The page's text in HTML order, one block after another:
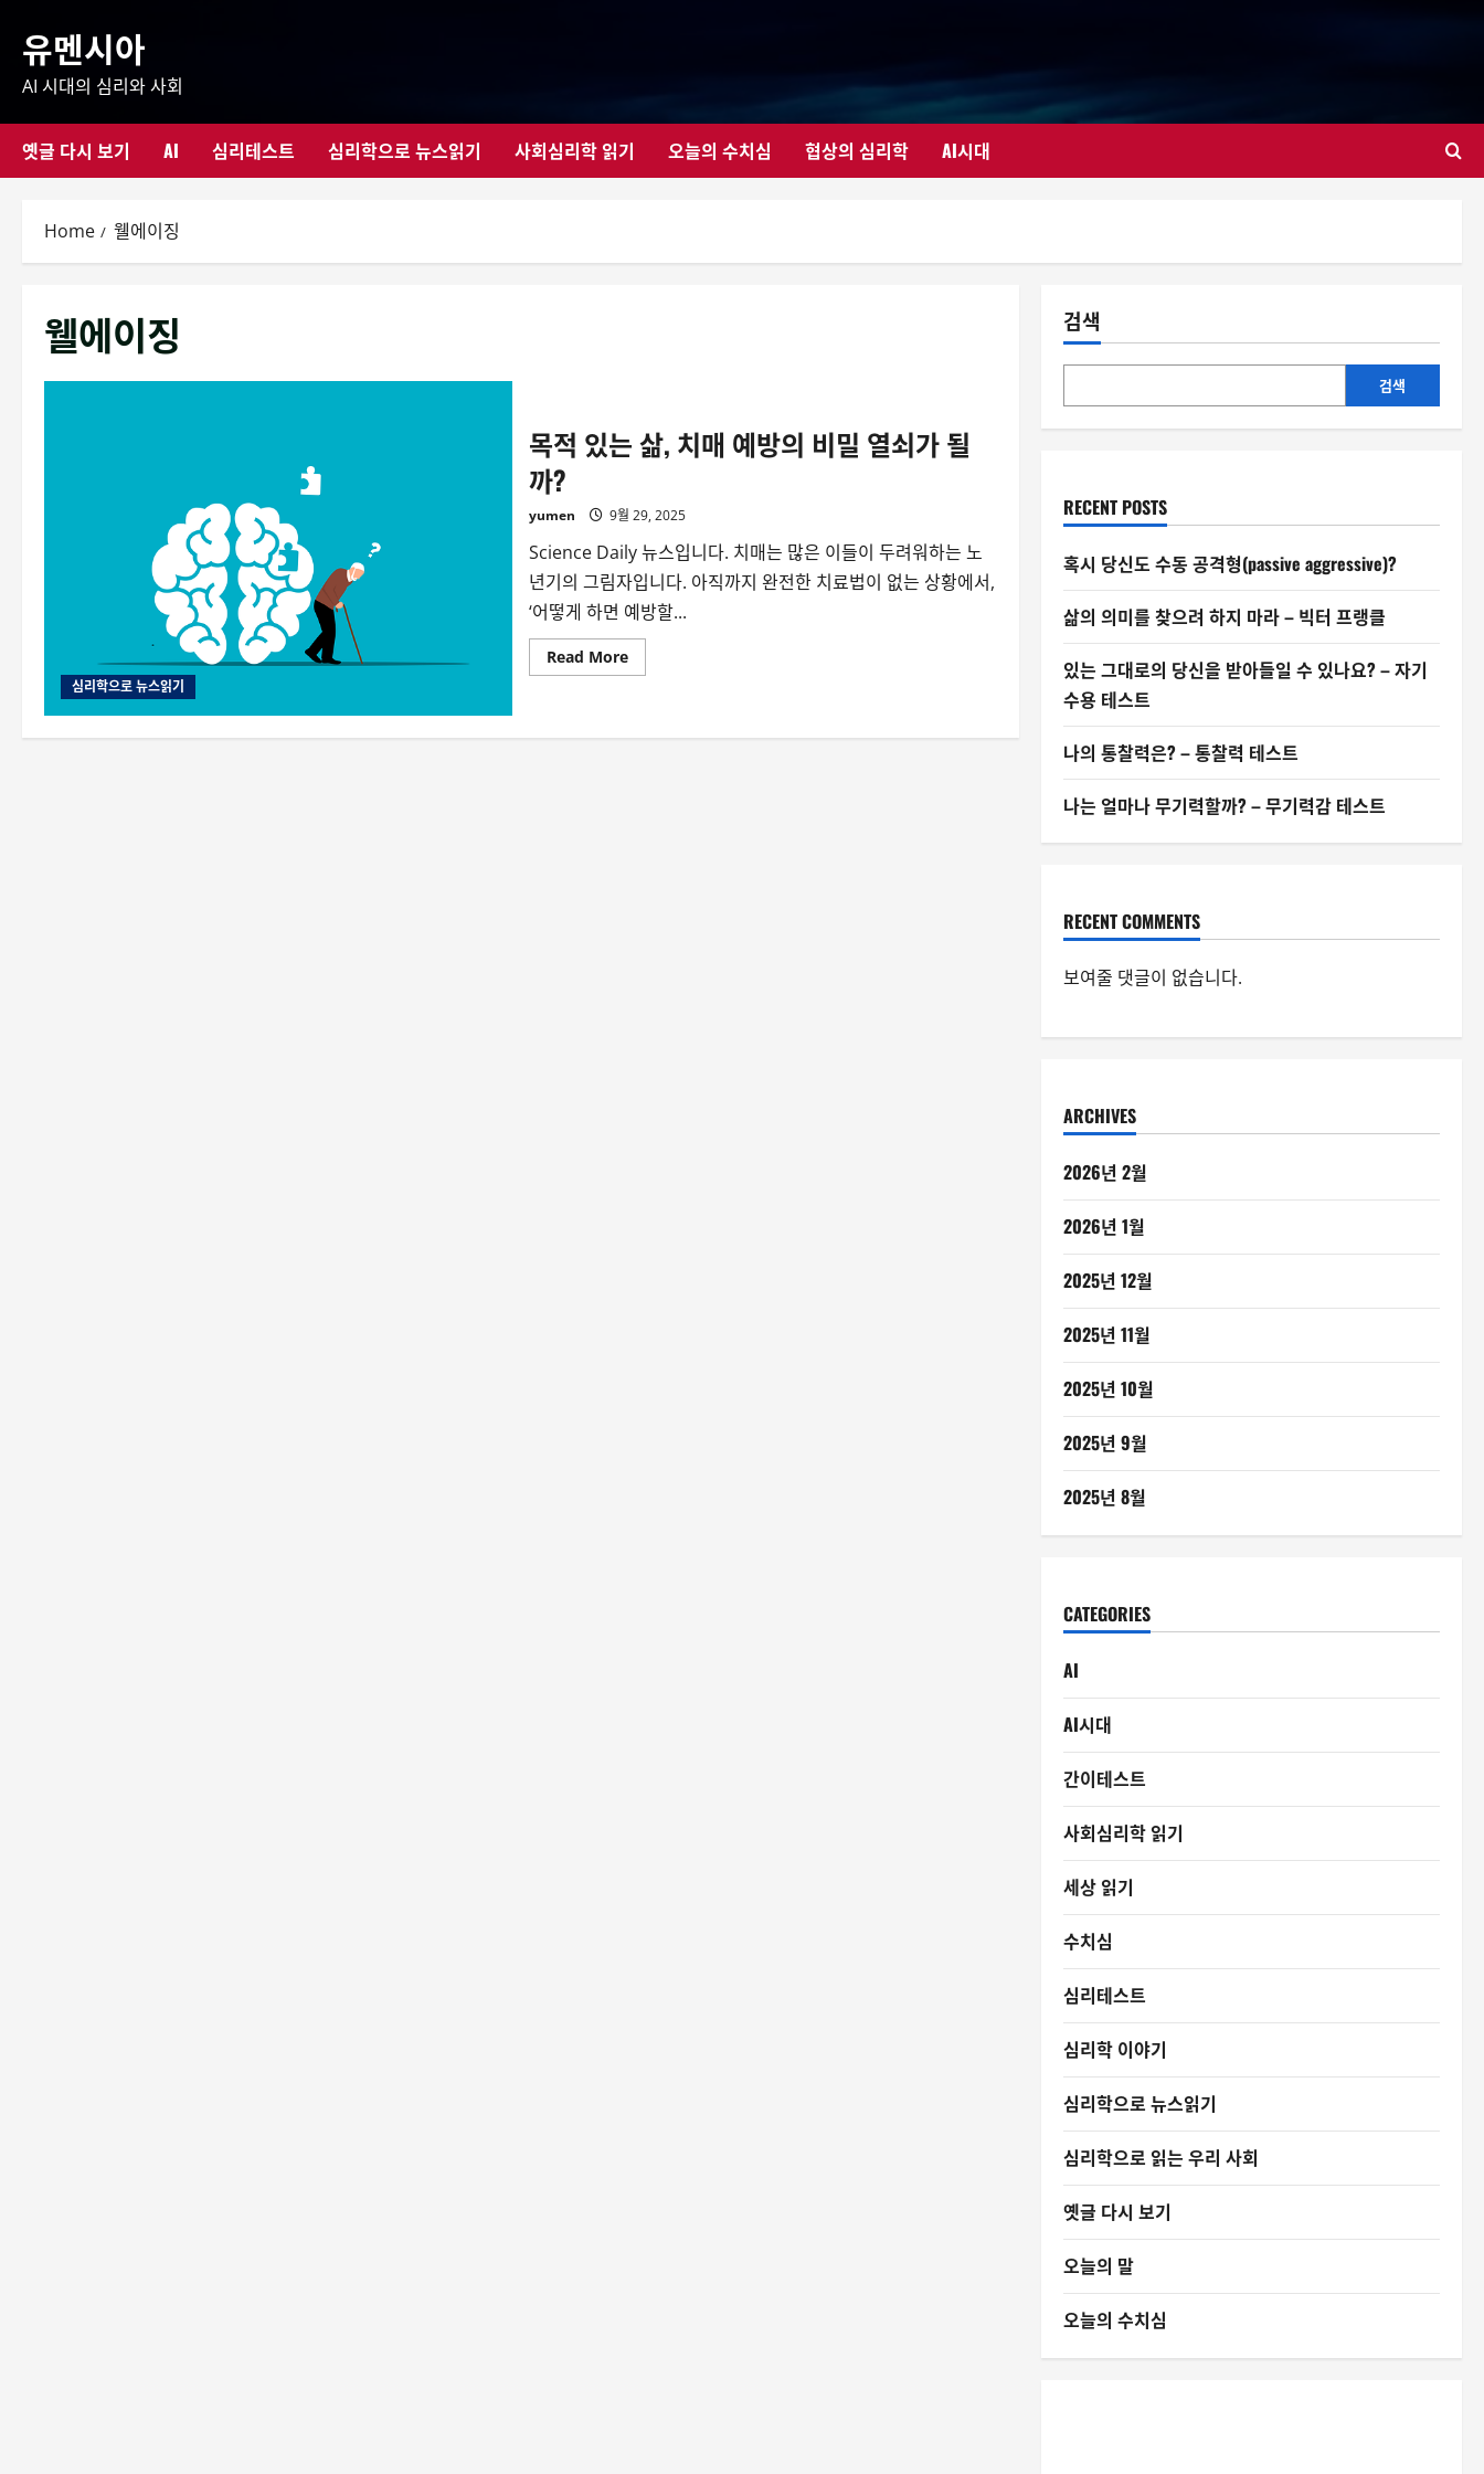
content
유멘시아
AI 시대의 심리와 사회
옛글 다시 보기 AI 심리테스트 심리학으로 뉴스읽기 사회심리학 읽기 오늘의 수치심 협상의 심리학 AI시대
Home 웰에이징
웰에이징
심리학으로 뉴스읽기
목적 있는 삶, 치매 예방의 비밀 열쇠가 될
까?
yumen 9월 29, 2025
Science Daily 뉴스입니다. 치매는 많은 이들이 두려워하는 노
년기의 그림자입니다. 아직까지 완전한 치료법이 없는 상황에서,
‘어떻게 하면 예방할...
Read MoreRead
more
있
검색
검색
RECENT POSTS
혹시 당신도 수동 공격형(passive aggressive)?
삶의 의미를 찾으려 하지 마라 – 빅터 프랭클
있는 그대로의 당신을 받아들일 수 있나요? – 자기
수용 테스트
나의 통찰력은? – 통찰력 테스트
나는 얼마나 무기력할까? – 무기력감 테스트
RECENT COMMENTS
보여줄 댓글이 없습니다.
ARCHIVES
2026년 2월
2026년 1월
2025년 12월
2025년 11월
2025년 10월
2025년 9월
2025년 8월
CATEGORIES
AI
AI시대
간이테스트
사회심리학 읽기
세상 읽기
수치심
심리테스트
심리학 이야기
심리학으로 뉴스읽기
심리학으로 읽는 우리 사회
옛글 다시 보기
오늘의 말
오늘의 수치심